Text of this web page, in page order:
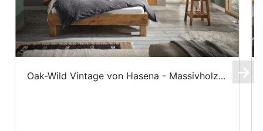
Oak-Wild Vintage von Hasena - Massivholz...